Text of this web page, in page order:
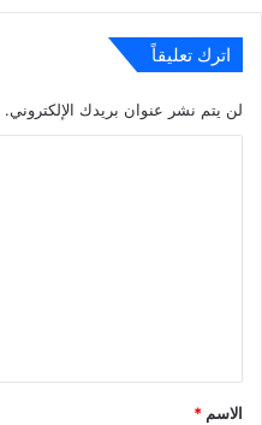
اترك تعليقاً
لن يتم نشر عنوان بريدك الإلكتروني.
*
الاسم *